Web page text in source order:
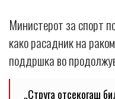
Министерот за спорт
како расадник на
поддршка во
„Струга отсекогаш